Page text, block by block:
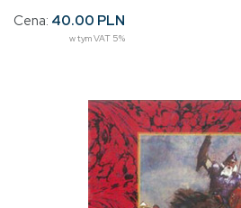
Cena: 40.00 PLN
w tym VAT 5%